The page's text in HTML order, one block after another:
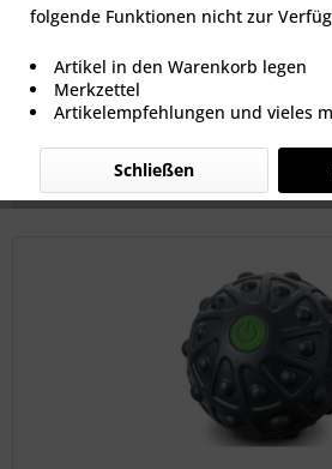
folgende Funktionen nicht zur
Artikel in den Warenkorb legen
Merkzettel
Artikelempfehlungen und vieles
Schließen